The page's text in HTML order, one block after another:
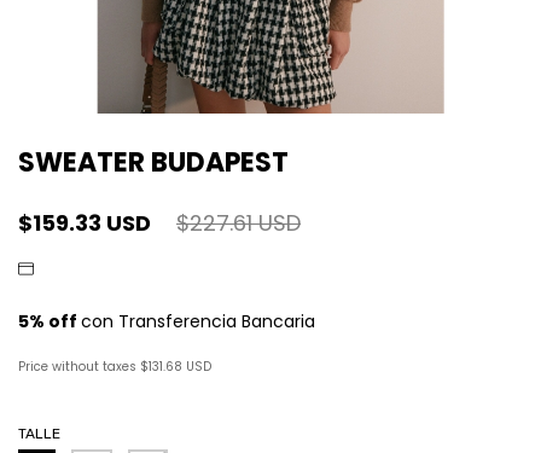
SWEATER BUDAPEST
$159.33 USD $227.61 USD
Price without taxes $131.68 USD
TALLE